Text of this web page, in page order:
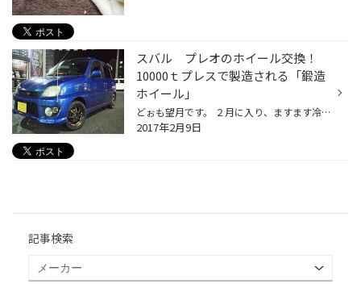
スバル プレオのホイール交換！
10000ｔプレスで製造される「鍛造
ホイール」
どぉも望月です。 ２月に入り、ますます冷え込み、週末にかけて「雪」予報が出ていますね(；´∀｀) 雪が積もらなくても路面の水分が凍結すると、スリップ事故などに繋がりますので、夜遅くや早朝に運転される方は十分ご注意下さい。 と、そんな中ですが先日冬タイヤからノーマルタイヤに履き替えてグ...
2017年2月9日
記事検索